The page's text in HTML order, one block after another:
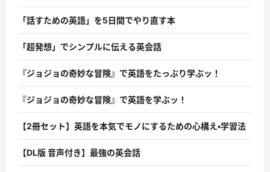
「話すための英語」を5日間でやり直す本
「超発想」でシンプルに伝える英会話
『ジョジョの奇妙な冒険』で英語をたっぷり学ぶッ！
『ジョジョの奇妙な冒険』で英語を学ぶッ！
【2冊セット】英語を本気でモノにするための心構え・学習法
【DL版 音声付き】最強の英会話